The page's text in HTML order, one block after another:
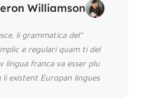
Williamson
li grammatica del
e regulari quam ti del
lingua franca va esser plu
existent Europan lingues.”